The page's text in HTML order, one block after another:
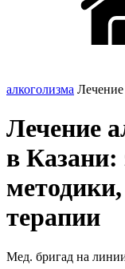
алкоголизма
Лечение
в
терапии
Мед. бригад на